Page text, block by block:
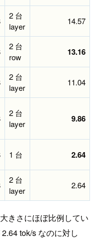
2 台
layer
14.57
2 台
row
13.16
2 台
layer
11.04
2 台
layer
9.86
1 台 2.64
2 台
layer
2.64
きさにほぼ比例してい
tok/s なのに対し